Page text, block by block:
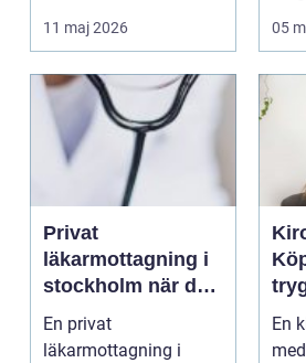
11 maj 2026
på
05
Privat
läkarmottagning i
stockholm när du
vill ha tid, trygghet
och specialistvård
En privat
läkarmottagning i
En